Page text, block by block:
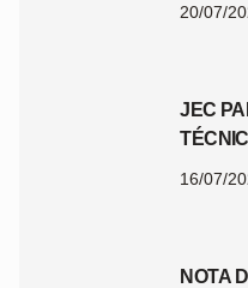
20/07/
JEC
16/07/
NOTA